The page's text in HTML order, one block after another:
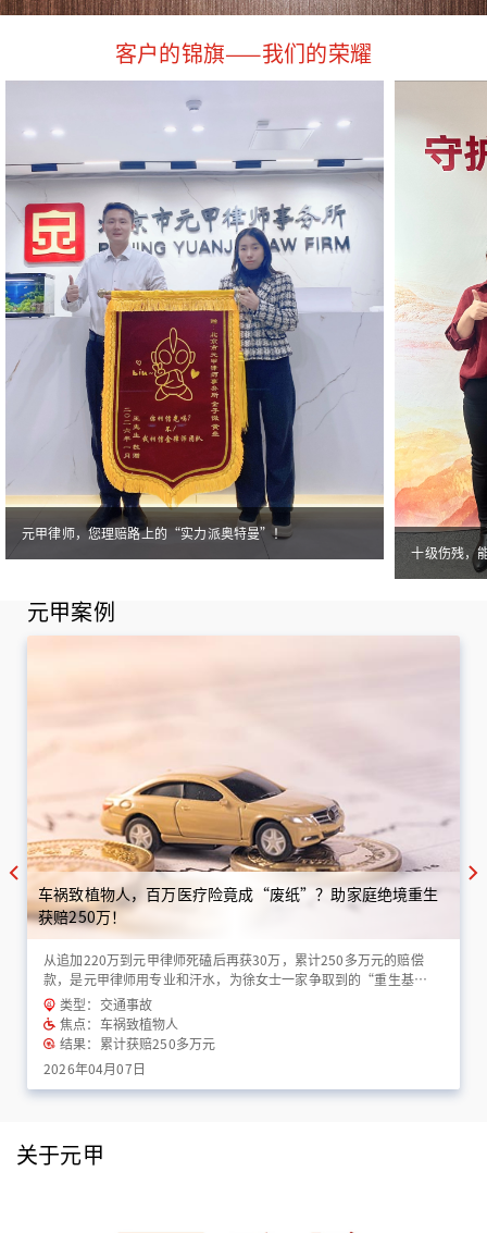
客户的锦旗——我们的荣耀
元甲律师，您理赔路上的“实力派奥特曼”！
十级伤残，
元甲案例
车祸致植物人，百万医疗险竟成“废纸”？助家庭绝境重生
获赔250万！
从追加220万到元甲律师死磕后再获30万，累计250多万元的赔偿
款，是元甲律师用专业和汗水，为徐女士一家争取到的“重生基
金”！
类型：交通事故
焦点：车祸致植物人
结果：累计获赔250多万元
2026年04月07日
关于元甲